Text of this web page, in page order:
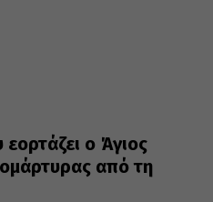
ο Άγιος
από τη